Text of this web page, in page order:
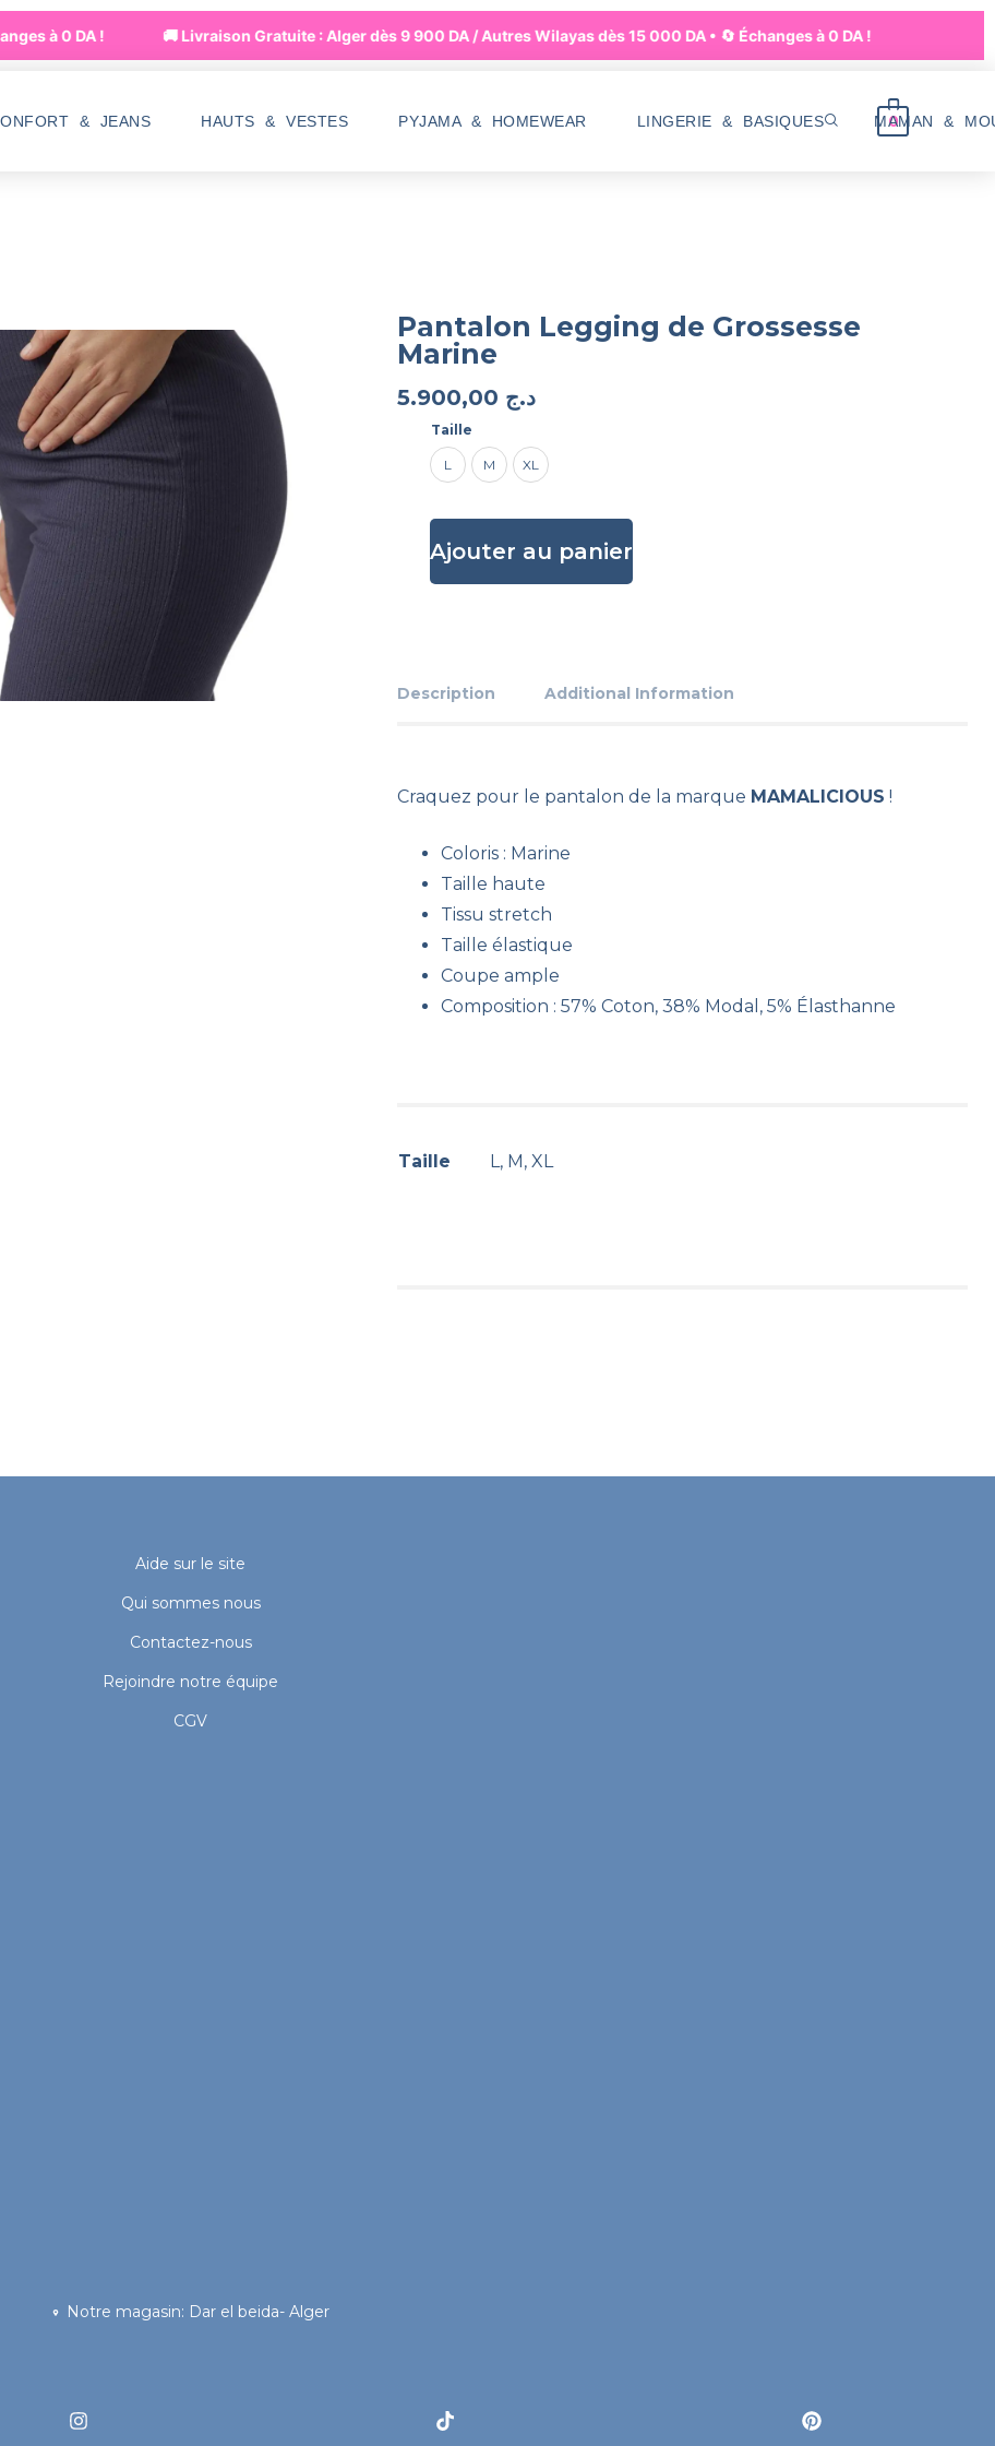
à 0 DA ! 🚚 Livraison Gratuite : Alger dès 9 900 DA / Autres Wilayas dès 15 000 DA • 🔄 Échanges à 0 DA !
& JEANS HAUTS & VESTES PYJAMA & HOMEWEAR LINGERIE & BASIQUES MAMAN &
0
Pantalon Legging de Grossesse
Marine
د.ج
Taille
L M XL
Ajouter au panier
Description Additional Information
Craquez pour le pantalon de la marque MAMALICIOUS !
Coloris : Marine
Taille haute
Tissu stretch
Taille élastique
Coupe ample
Composition : 57% Coton, 38% Modal, 5% Élasthanne
Taille L, M, XL
Aide sur le site
Qui sommes nous
Contactez-nous
Rejoindre notre équipe
CGV
Notre magasin: Dar el beida- Alger